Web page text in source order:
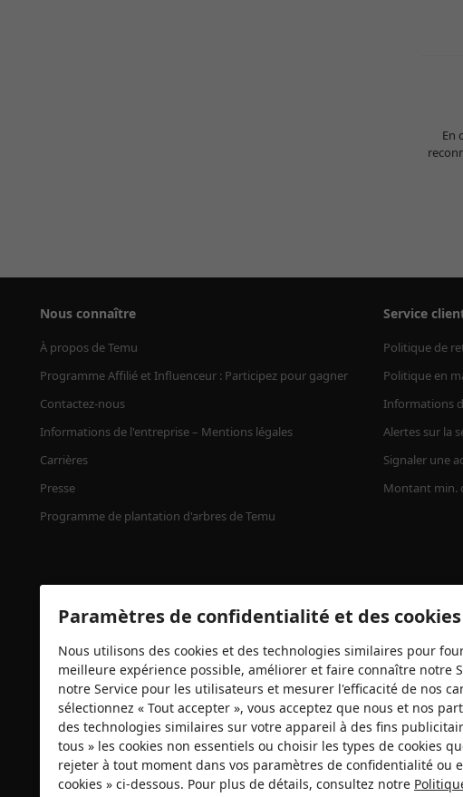
En
Nous connaître
À propos de Temu
Programme Affilié et Influenceur : Participez pour gagner
Contactez-nous
Informations de l'entreprise – Mentions légales
Carrières
Presse
Programme de plantation d'arbres de Temu
Service
Politique de
Politique en
Informations
Alertes sur la
Signaler une
Montant min.
Certificats de sécurité
Paramètres de confidentialité et des cookies
Nous utilisons des cookies et des technologies similaires pour
meilleure expérience possible, améliorer et faire connaître notre
notre Service pour les utilisateurs et mesurer l'efficacité de nos
sélectionnez « Tout accepter », vous acceptez que nous et nos
des technologies similaires sur votre appareil à des fins
tous » les cookies non essentiels ou choisir les types de cookies
rejeter à tout moment dans vos paramètres de confidentialité ou
cookies » ci-dessous. Pour plus de détails, consultez notre